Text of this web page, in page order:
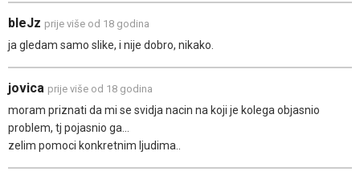
bleJz prije više od 18 godina
ja gledam samo slike, i nije dobro, nikako.
jovica prije više od 18 godina
moram priznati da mi se svidja nacin na koji je kolega objasnio
problem, tj pojasnio ga...
zelim pomoci konkretnim ljudima..